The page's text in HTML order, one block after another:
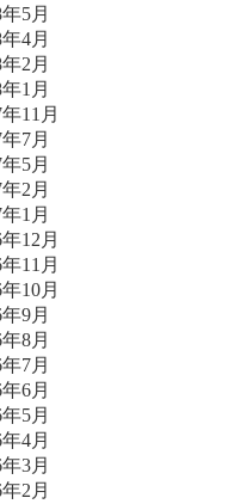
5月
4月
2月
1月
11月
7月
5月
2月
1月
12月
11月
10月
9月
8月
7月
6月
5月
4月
3月
2月